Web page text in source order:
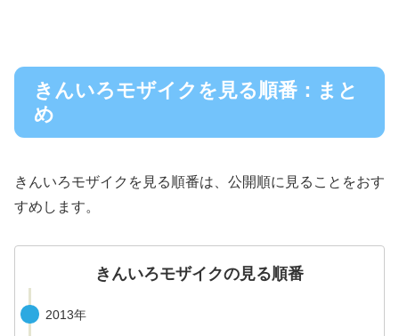
きんいろモザイクを見る順番：まと
め
きんいろモザイクを見る順番は、公開順に見ることをおす
すめします。
きんいろモザイクの見る順番
2013年